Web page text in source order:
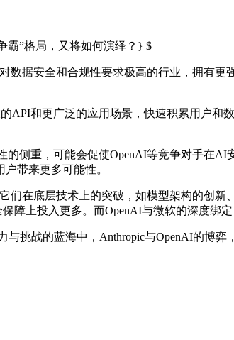
霸”格局，又将如何演绎？} $
据安全和合规性要求极高的行业，拥有
API和更广泛的应用场景，快速积累用户
侧重，可能会促使OpenAI等竞争对手在
带来更多可能性。
们在底层技术上的突破，如模型架构的创
障上投入更多。而OpenAI与微软的深度绑
挑战的蓝海中，Anthropic与OpenAI的博